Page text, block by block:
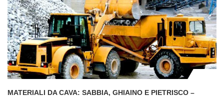
MATERIALI DA CAVA: SABBIA, GHIAINO E PIETRISCO –